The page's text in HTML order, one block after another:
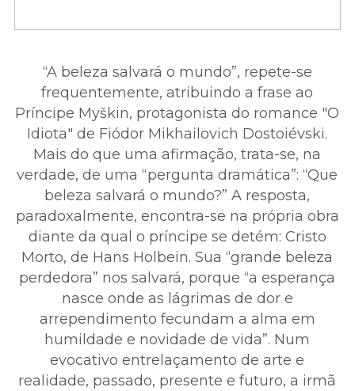
“A beleza salvará o mundo”, repete-se
frequentemente, atribuindo a frase ao
Príncipe Myškin, protagonista do romance "O
Idiota" de Fiódor Mikhailovich Dostoiévski.
Mais do que uma afirmação, trata-se, na
verdade, de uma “pergunta dramática”: “Que
beleza salvará o mundo?” A resposta,
paradoxalmente, encontra-se na própria obra
diante da qual o príncipe se detém: Cristo
Morto, de Hans Holbein. Sua “grande beleza
perdedora” nos salvará, porque “a esperança
nasce onde as lágrimas de dor e
arrependimento fecundam a alma em
humildade e novidade de vida”. Num
evocativo entrelaçamento de arte e
realidade, passado, presente e futuro, a irmã